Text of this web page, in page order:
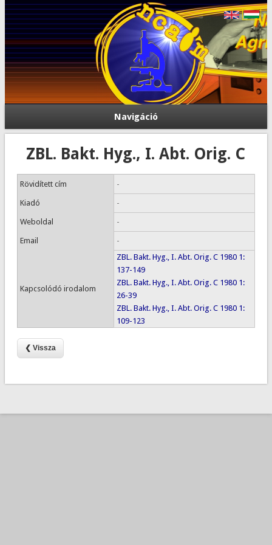
Navigáció
ZBL. Bakt. Hyg., I. Abt. Orig. C
Rövidített cím -
Kiadó -
Weboldal -
Email -
Kapcsolódó irodalom
ZBL. Bakt. Hyg., I. Abt. Orig. C 1980 1:
137-149
ZBL. Bakt. Hyg., I. Abt. Orig. C 1980 1:
26-39
ZBL. Bakt. Hyg., I. Abt. Orig. C 1980 1:
109-123